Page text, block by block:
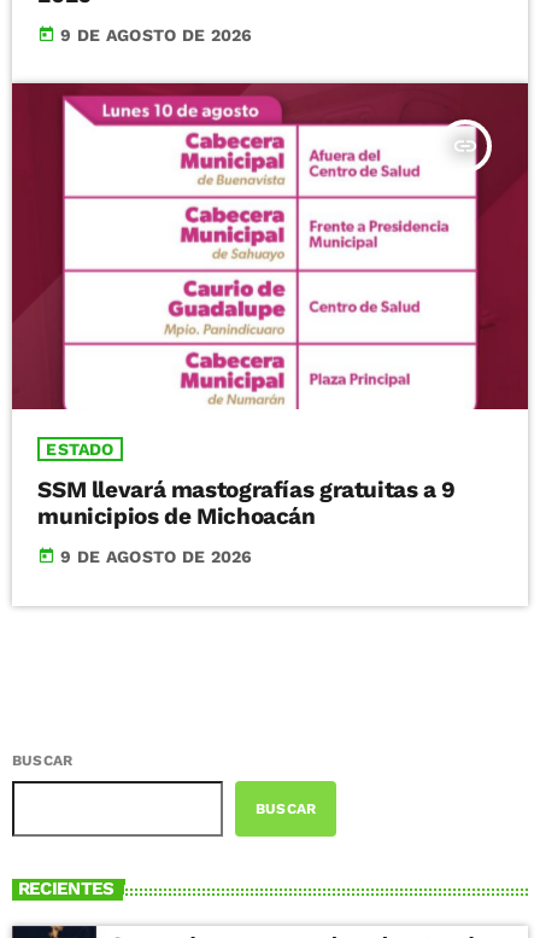
today 9 DE AGOSTO DE 2026
insert_link
ESTADO
SSM llevará mastografías gratuitas a 9
municipios de Michoacán
today 9 DE AGOSTO DE 2026
BUSCAR
BUSCAR
RECIENTES